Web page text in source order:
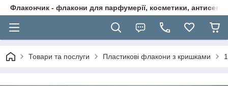
Флакончик - флакони для парфумерії, косметики,
Товари та послуги Пластикові флакони з кришками